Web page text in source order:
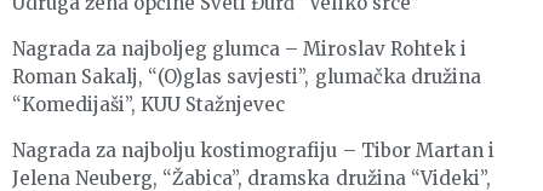
Nagrada za najboljeg glumca – Miroslav Rohtek i
Roman Sakalj, “(O)glas savjesti”, glumačka družina
“Komedijaši”, KUU Stažnjevec
Nagrada za najbolju kostimografiju – Tibor Martan i
Jelena Neuberg, “Žabica”, dramska družina “Videki”,